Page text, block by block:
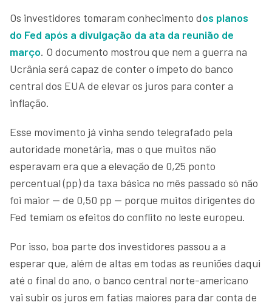
Os investidores tomaram conhecimento dos planos
do Fed após a divulgação da ata da reunião de
março. O documento mostrou que nem a guerra na
Ucrânia será capaz de conter o ímpeto do banco
central dos EUA de elevar os juros para conter a
inflação.
Esse movimento já vinha sendo telegrafado pela
autoridade monetária, mas o que muitos não
esperavam era que a elevação de 0,25 ponto
percentual (pp) da taxa básica no mês passado só não
foi maior — de 0,50 pp — porque muitos dirigentes do
Fed temiam os efeitos do conflito no leste europeu.
Por isso, boa parte dos investidores passou a a
esperar que, além de altas em todas as reuniões daqui
até o final do ano, o banco central norte-americano
vai subir os juros em fatias maiores para dar conta de